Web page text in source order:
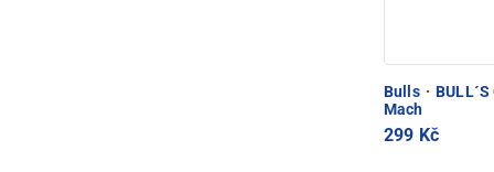
Bulls ·
Mach
299 Kč